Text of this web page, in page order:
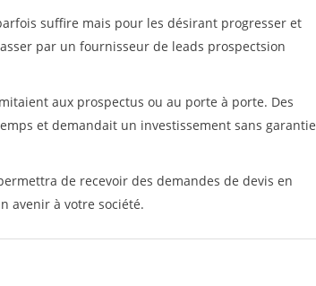
suffire mais pour les désirant progresser et
par un fournisseur de leads prospectsion
aux prospectus ou au porte à porte. Des
et demandait un investissement sans garantie
de recevoir des demandes de devis en
avenir à votre société.